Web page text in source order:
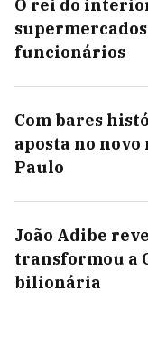
O rei do
funcionários
Com bares
aposta no novo
Paulo
João Adibe
transformou a
bilionária